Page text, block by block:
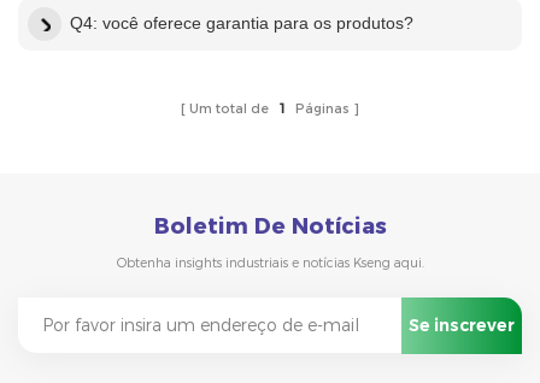
Q4: você oferece garantia para os produtos?
Um total de 1 Páginas
Boletim De Notícias
Obtenha insights industriais e notícias Kseng aqui.